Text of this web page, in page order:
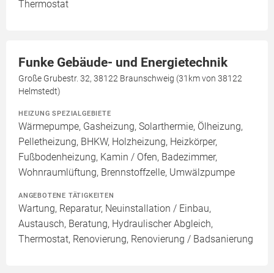
Thermostat
Funke Gebäude- und Energietechnik
Große Grubestr. 32, 38122 Braunschweig (31km von 38122
Helmstedt)
HEIZUNG SPEZIALGEBIETE
Wärmepumpe, Gasheizung, Solarthermie, Ölheizung,
Pelletheizung, BHKW, Holzheizung, Heizkörper,
Fußbodenheizung, Kamin / Ofen, Badezimmer,
Wohnraumlüftung, Brennstoffzelle, Umwälzpumpe
ANGEBOTENE TÄTIGKEITEN
Wartung, Reparatur, Neuinstallation / Einbau,
Austausch, Beratung, Hydraulischer Abgleich,
Thermostat, Renovierung, Renovierung / Badsanierung